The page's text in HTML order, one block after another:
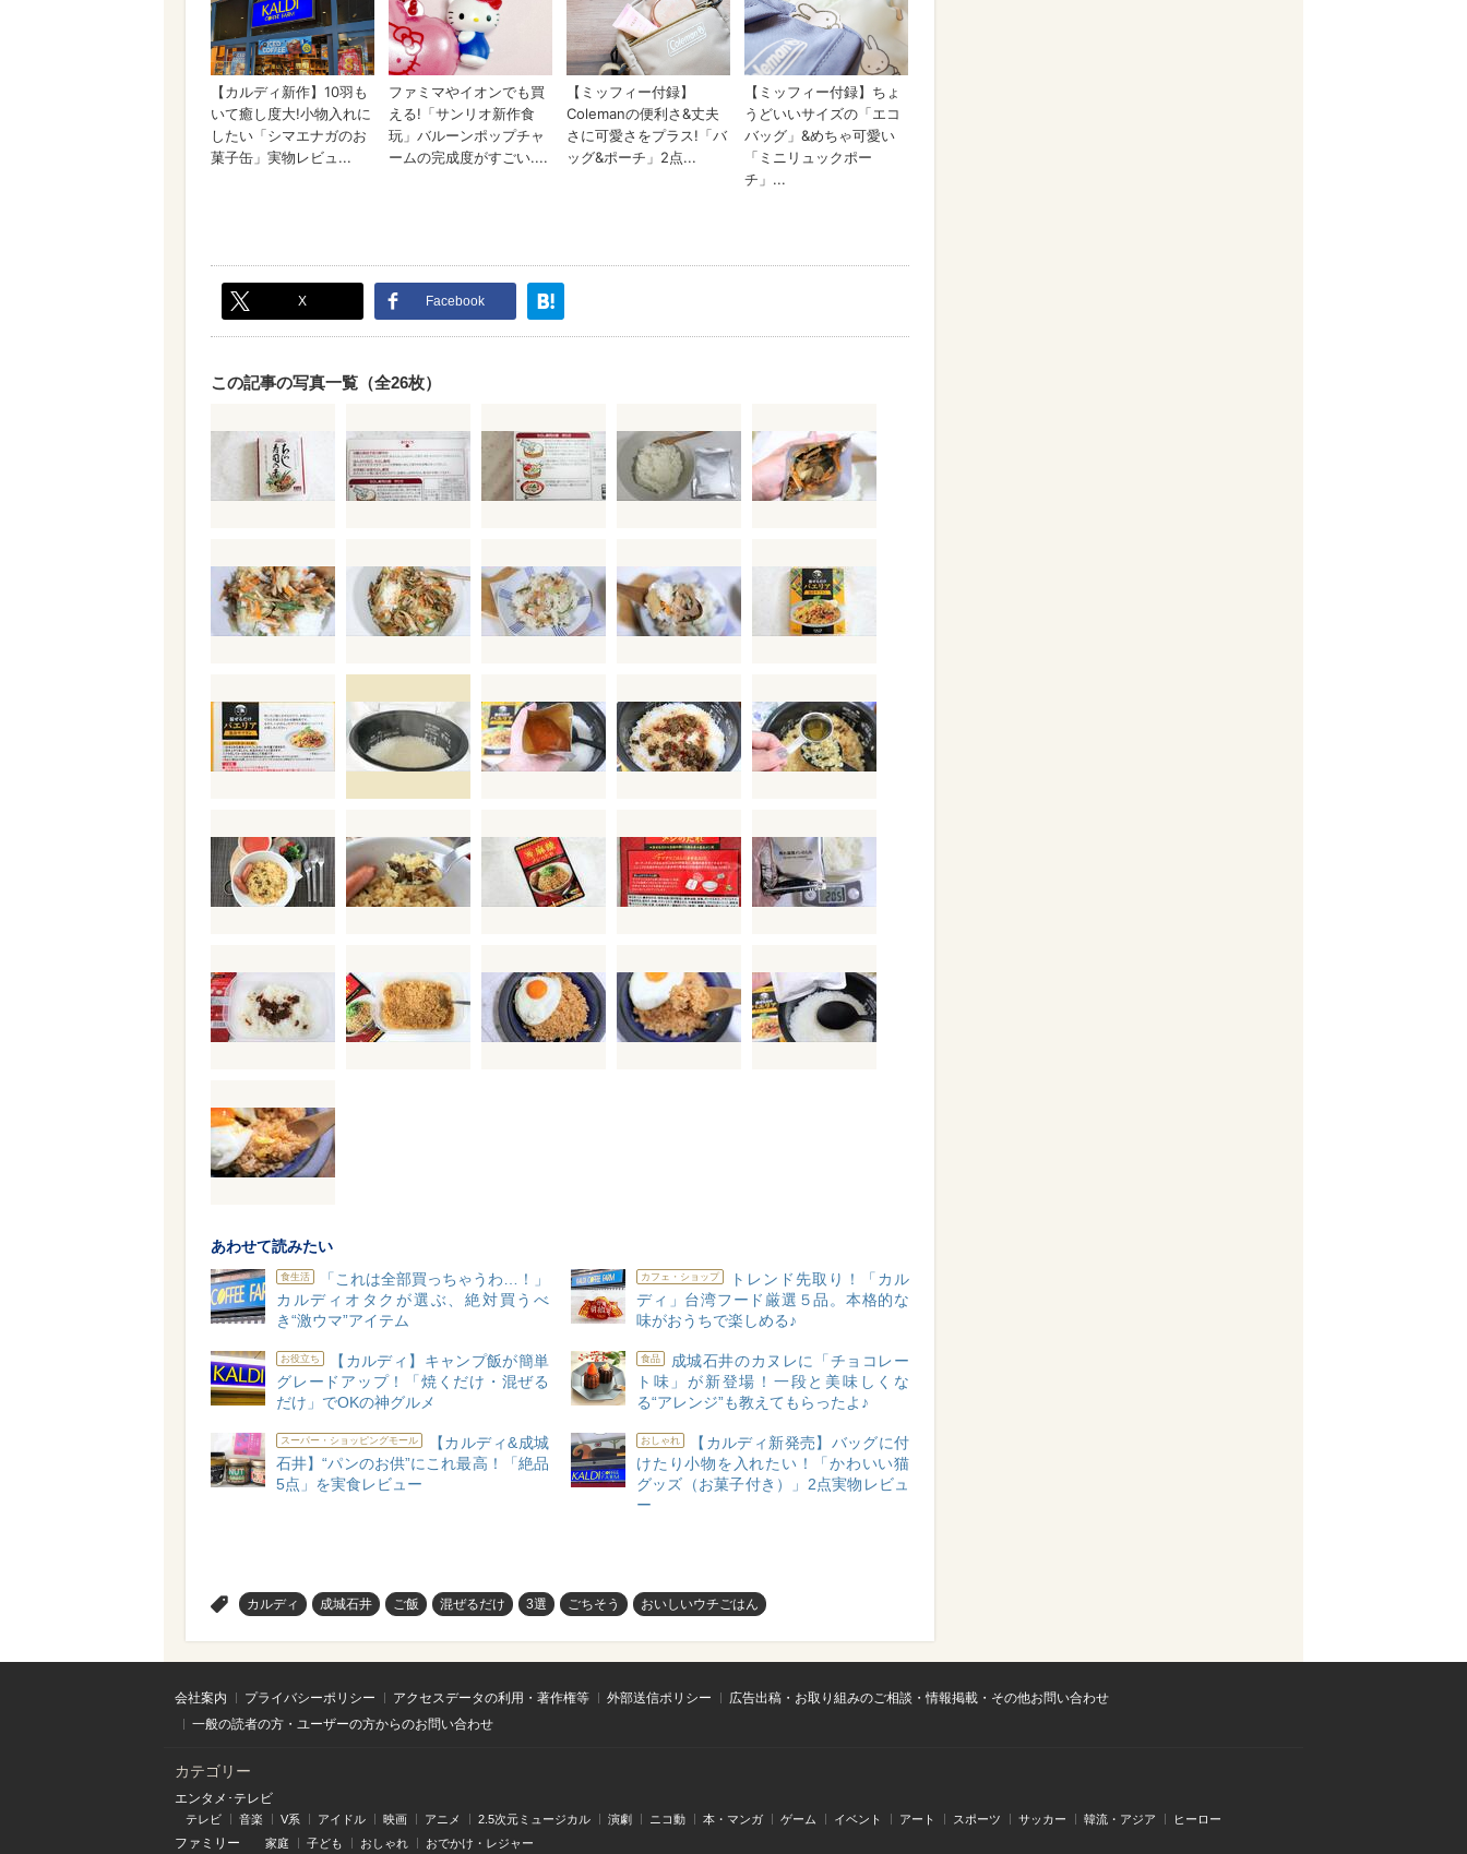
X Facebook
この記事の写真一覧（全26枚）
あわせて読みたい
食生活
「これは全部買っちゃうわ…！」
カルディオタクが選ぶ、絶対買うべ
き“激ウマ”アイテム
カフェ・ショップ
トレンド先取り！「カル
ディ」台湾フード厳選５品。本格的な
味がおうちで楽しめる♪
お役立ち
【カルディ】キャンプ飯が簡単
グレードアップ！「焼くだけ・混ぜる
だけ」でOKの神グルメ
食品
成城石井のカヌレに「チョコレー
ト味」が新登場！一段と美味しくな
る“アレンジ”も教えてもらったよ♪
スーパー・ショッピングモール
【カルディ&成城
石井】“パンのお供”にこれ最高！「絶品
5点」を実食レビュー
おしゃれ
【カルディ新発売】バッグに付
けたり小物を入れたい！「かわいい猫
グッズ（お菓子付き）」2点実物レビュ
ー
カルディ 成城石井 ご飯 混ぜるだけ 3選 ごちそう おいしいウチごはん
会社案内 プライバシーポリシー アクセスデータの利用・著作権等 外部送信ポリシー
広告出稿・お取り組みのご相談・情報掲載・その他お問い合わせ
一般の読者の方・ユーザーの方からのお問い合わせ
カテゴリー
エンタメ･テレビ
テレビ 音楽 V系 アイドル 映画 アニメ 2.5次元ミュージカル 演劇 ニコ動 本・マンガ ゲーム イベント アート スポーツ サッカー 韓流・アジア ヒーロー
ファミリー 家庭 子ども おしゃれ おでかけ・レジャー